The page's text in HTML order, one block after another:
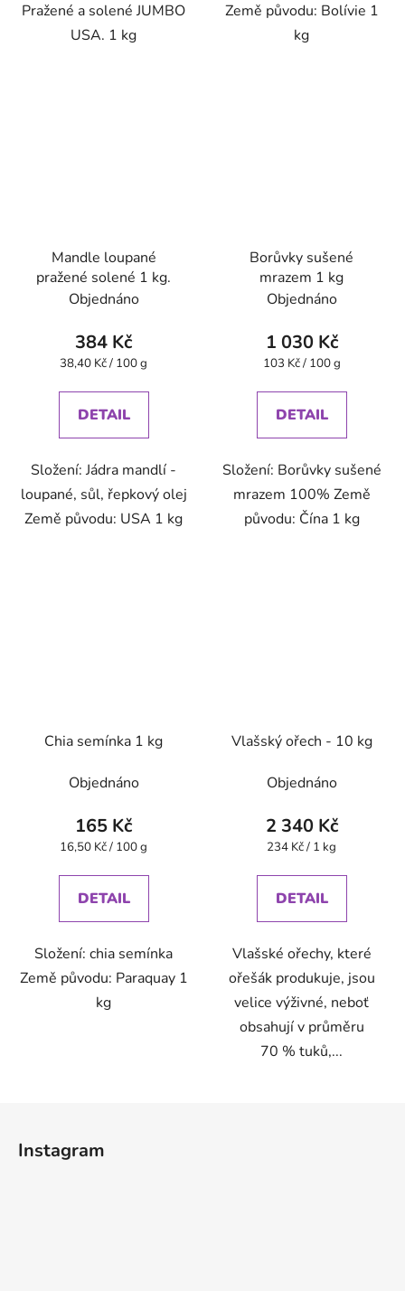
Pražené a solené JUMBO
USA. 1 kg
Země původu: Bolívie 1
kg
Mandle loupané
pražené solené 1 kg.
Objednáno
384 Kč
Měrná
38,40 Kč / 100 g
DETAIL
Složení: Jádra mandlí -
loupané, sůl, řepkový olej
Země původu: USA 1 kg
Borůvky sušené
mrazem 1 kg
Objednáno
1 030 Kč
Měrná
103 Kč / 100 g
DETAIL
Složení: Borůvky sušené
mrazem 100% Země
původu: Čína 1 kg
Chia semínka 1 kg
Objednáno
165 Kč
Měrná
16,50 Kč / 100 g
DETAIL
Složení: chia semínka
Země původu: Paraquay 1
kg
Vlašský ořech - 10 kg
Objednáno
2 340 Kč
Měrná
234 Kč / 1 kg
DETAIL
Vlašské ořechy, které
ořešák produkuje, jsou
velice výživné, neboť
obsahují v průměru
70 % tuků,...
Instagram